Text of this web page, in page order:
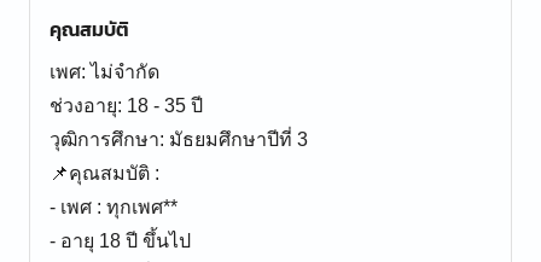
คุณสมบัติ
เพศ: ไม่จำกัด
ช่วงอายุ: 18 - 35 ปี
วุฒิการศึกษา: มัธยมศึกษาปีที่ 3
📌คุณสมบัติ :
- เพศ : ทุกเพศ**
- อายุ 18 ปี ขึ้นไป